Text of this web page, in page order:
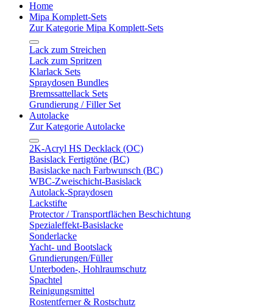
Home
Mipa Komplett-Sets
Zur Kategorie Mipa Komplett-Sets
Lack zum Streichen
Lack zum Spritzen
Klarlack Sets
Spraydosen Bundles
Bremssattellack Sets
Grundierung / Filler Set
Autolacke
Zur Kategorie Autolacke
2K-Acryl HS Decklack (OC)
Basislack Fertigtöne (BC)
Basislacke nach Farbwunsch (BC)
WBC-Zweischicht-Basislack
Autolack-Spraydosen
Lackstifte
Protector / Transportflächen Beschichtung
Spezialeffekt-Basislacke
Sonderlacke
Yacht- und Bootslack
Grundierungen/Füller
Unterboden-, Hohlraumschutz
Spachtel
Reinigungsmittel
Rostentferner & Rostschutz